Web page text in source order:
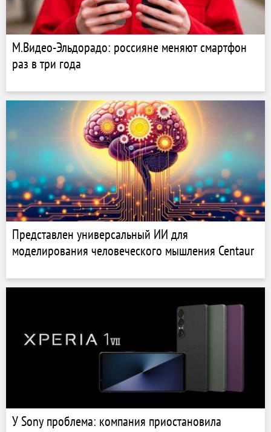
М.Видео-Эльдорадо: россияне меняют смартфон
раз в три года
Представлен универсальный ИИ для
моделирования человеческого мышления Centaur
У Sony проблема: компания приостановила